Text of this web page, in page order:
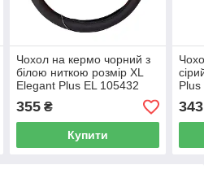
Чохол на кермо чорний з
білою ниткою розмір ХL
Elegant Plus EL 105432
355₴
Купити
Plus
343